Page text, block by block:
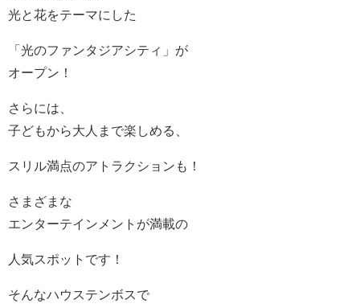
光と花をテーマにした
「光のファンタジアシティ」が
オープン！
さらには、
子どもから大人まで楽しめる、
スリル満点のアトラクションも！
さまざまな
エンターテインメントが満載の
人気スポットです！
そんなハウステンボスで